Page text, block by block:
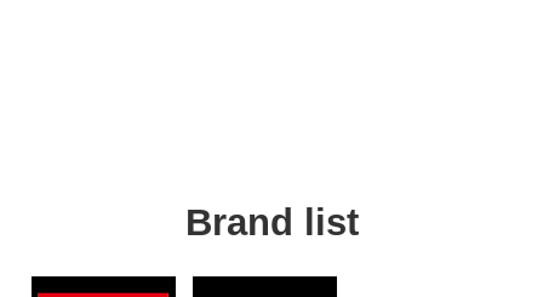
Brand list